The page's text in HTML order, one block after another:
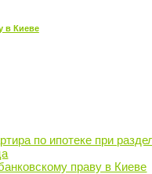
в Киеве
по ипотеке при
праву в Киеве